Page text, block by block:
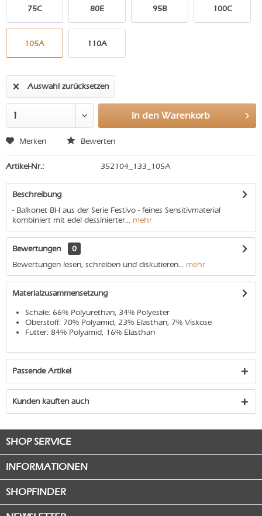
75C 80E 95B 100C
105A 110A
Auswahl zurücksetzen
In den Warenkorb
Merken Bewerten
Artikel-Nr.: 352104_133_105A
Beschreibung
- Balkonet BH aus der Serie Festivo - feines Sensitivmaterial
kombiniert mit edel dessinierter... mehr
Bewertungen
0
Bewertungen lesen, schreiben und diskutieren... mehr
Materialzusammensetzung
Schale: 66% Polyurethan, 34% Polyester
Oberstoff: 70% Polyamid, 23% Elasthan, 7% Viskose
Futter: 84% Polyamid, 16% Elasthan
Passende Artikel
Kunden kauften auch
SHOP SERVICE
INFORMATIONEN
SHOPFINDER